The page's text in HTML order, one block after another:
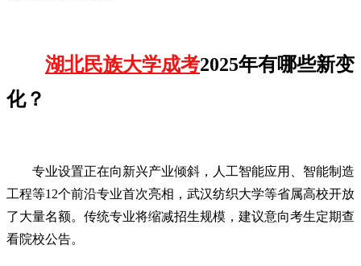
湖北民族大学成考2025年有哪些新变
化？
专业设置正在向新兴产业倾斜，人工智能应用、智能制造
工程等12个前沿专业首次亮相，武汉纺织大学等省属高校开放
了大量名额。传统专业将缩减招生规模，建议意向考生定期查
看院校公告。